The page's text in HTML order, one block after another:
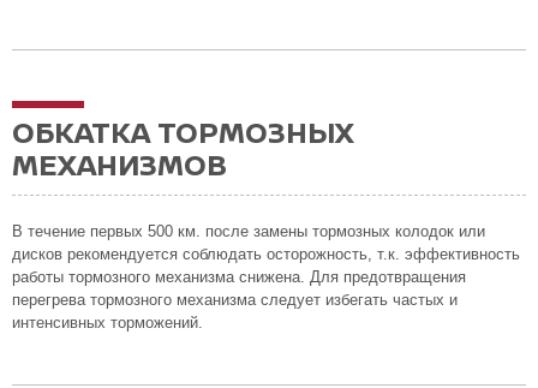
ОБКАТКА ТОРМОЗНЫХ
МЕХАНИЗМОВ
В течение первых 500 км. после замены тормозных колодок или
дисков рекомендуется соблюдать осторожность, т.к. эффективность
работы тормозного механизма снижена. Для предотвращения
перегрева тормозного механизма следует избегать частых и
интенсивных торможений.